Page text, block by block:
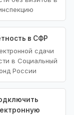
в СФР
сдачи
в Социальный
России